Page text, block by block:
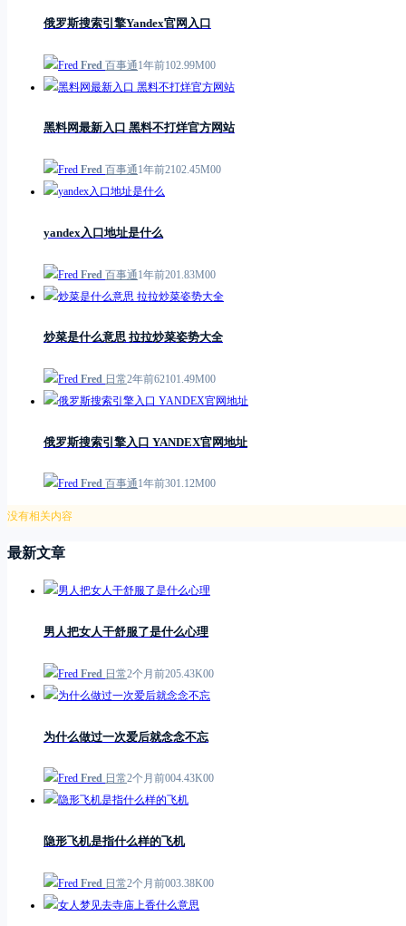
俄罗斯搜索引擎Yandex官网入口
Fred 百事通1年前102.99M00
黑料网最新入口 黑料不打烊官方网站
Fred 百事通1年前2102.45M00
yandex入口地址是什么
Fred 百事通1年前201.83M00
炒菜是什么意思 拉拉炒菜姿势大全
Fred 日常2年前62101.49M00
俄罗斯搜索引擎入口 YANDEX官网地址
Fred 百事通1年前301.12M00
没有相关内容
最新文章
男人把女人干舒服了是什么心理
Fred 日常2个月前205.43K00
为什么做过一次爱后就念念不忘
Fred 日常2个月前004.43K00
隐形飞机是指什么样的飞机
Fred 日常2个月前003.38K00